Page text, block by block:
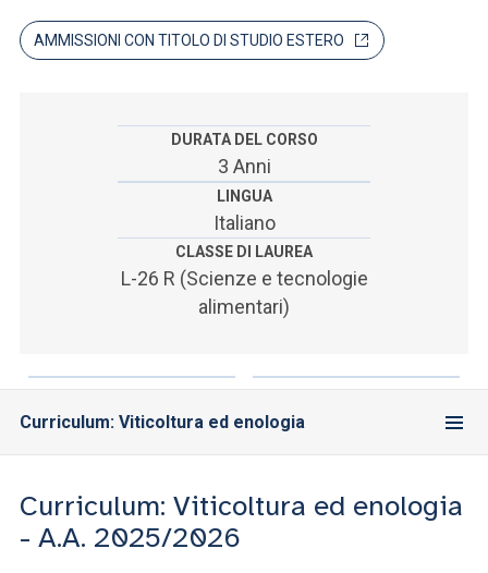
SEI UN DOCENTE O UN MEMBRO DELLO STAFF
AMMISSIONI CON TITOLO DI STUDIO ESTERO
DURATA DEL CORSO
3 Anni
LINGUA
Italiano
CLASSE DI LAUREA
L-26 R (Scienze e tecnologie
alimentari)
Curriculum: Viticoltura ed enologia
Curriculum: Viticoltura ed enologia
- A.A. 2025/2026